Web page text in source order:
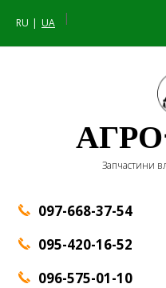
RU UA |
Запчастини
097-668-37-54
095-420-16-52
096-575-01-10